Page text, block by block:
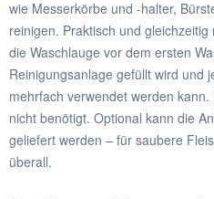
wie Messerkörbe und -halter,
reinigen. Praktisch und
die Waschlauge vor dem ersten
Reinigungsanlage gefüllt wird und
mehrfach verwendet werden
nicht benötigt. Optional kann die
geliefert werden – für saubere
überall.